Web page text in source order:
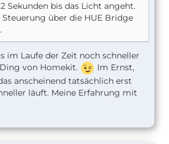
Sekunden bis das Licht angeht.
über die HUE Bridge
im Laufe der Zeit noch schneller
von Homekit.
Im Ernst,
anscheinend tatsächlich erst
läuft. Meine Erfahrung mit